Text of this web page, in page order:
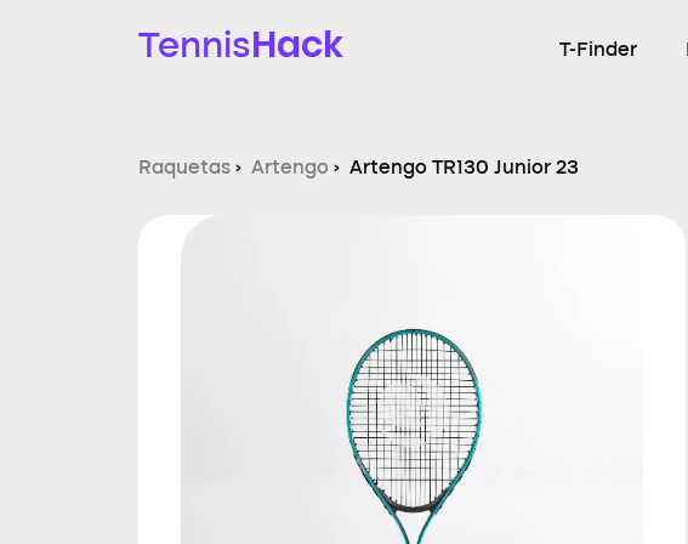
TennisHack T-Finder
Raquetas › Artengo › Artengo TR130 Junior 23